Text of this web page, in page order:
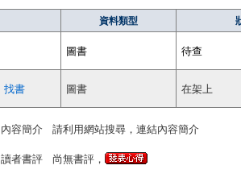
資料類型
圖書 待查
找書 圖書 在架上
內容簡介 請利用網站搜尋，連結內容簡介
讀者書評 尚無書評，